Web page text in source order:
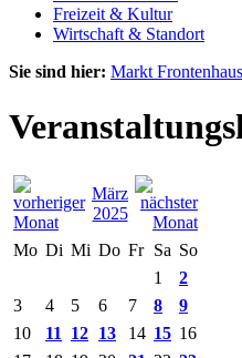
Freizeit & Kultur
Wirtschaft & Standort
Sie sind hier: Markt
März
2025
Mo Di Mi Do Fr Sa So
1
2
3
4 5 6 7 8
9
10
11 12 13 14 15 16